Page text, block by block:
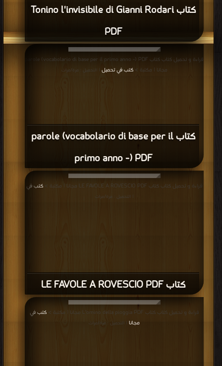
كتاب Tonino l'invisibile di Gianni Rodari
PDF
كتاب parole (vocabolario di base per il
primo anno -) PDF
قراءة و تحميل كتاب كتاب parole (vocabolario di base per il primo anno -) PDF
مجانا | مكتبة >كتب في تحميل | التحميل : مرة/مرات
كتاب LE FAVOLE A ROVESCIO PDF
قراءة و تحميل كتاب كتاب LE FAVOLE A ROVESCIO PDF مجانا | مكتبة > كتب في
| التحميل : مرة/مرات
قراءة و تحميل كتاب كتاب L’omino della pioggia PDF مجانا | مكتبة >
كتب في
مجانا | التحميل : مرة/مرات